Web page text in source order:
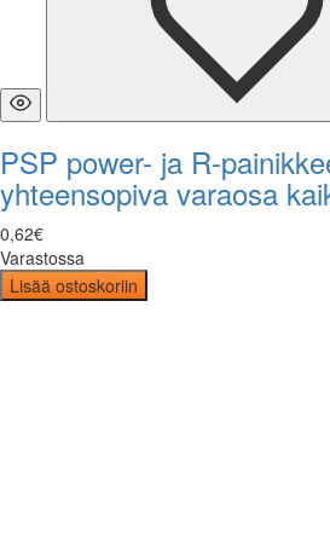
PSP power- ja R-
yhteensopiva varaosa
0,62€
Varastossa
Lisää ostoskoriin